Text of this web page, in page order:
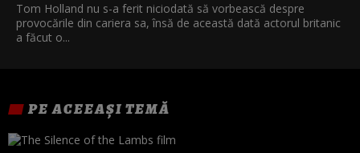
Tom Holland nu s-a ferit niciodată să vorbească despre
provocările din cariera sa, însă de această dată actorul britanic
a făcut o...
PE ACEEAȘI TEMĂ